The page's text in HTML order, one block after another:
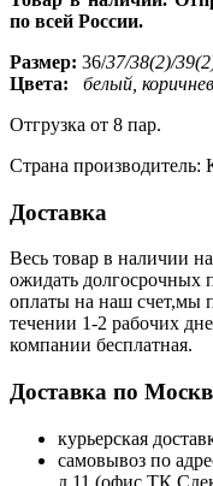
по всей России.
Размер: 36/37/38(2)/
Цвета: белый,
Отгрузка от 8 пар.
Страна производитель:
Доставка
Весь товар в наличии
ожидать долгосрочных
оплаты на наш счет,мы
течении 1-2 рабочих
компании бесплатная.
Доставка по
курьерская
самовывоз по
д.11 (офис ТК